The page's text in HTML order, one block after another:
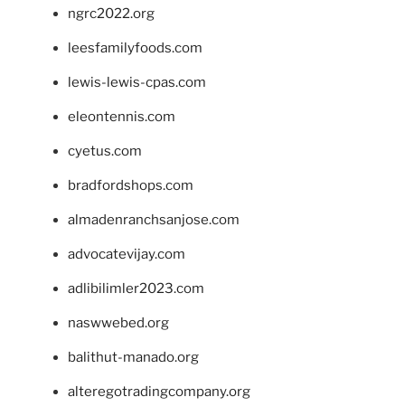
ngrc2022.org
leesfamilyfoods.com
lewis-lewis-cpas.com
eleontennis.com
cyetus.com
bradfordshops.com
almadenranchsanjose.com
advocatevijay.com
adlibilimler2023.com
naswwebed.org
balithut-manado.org
alteregotradingcompany.org